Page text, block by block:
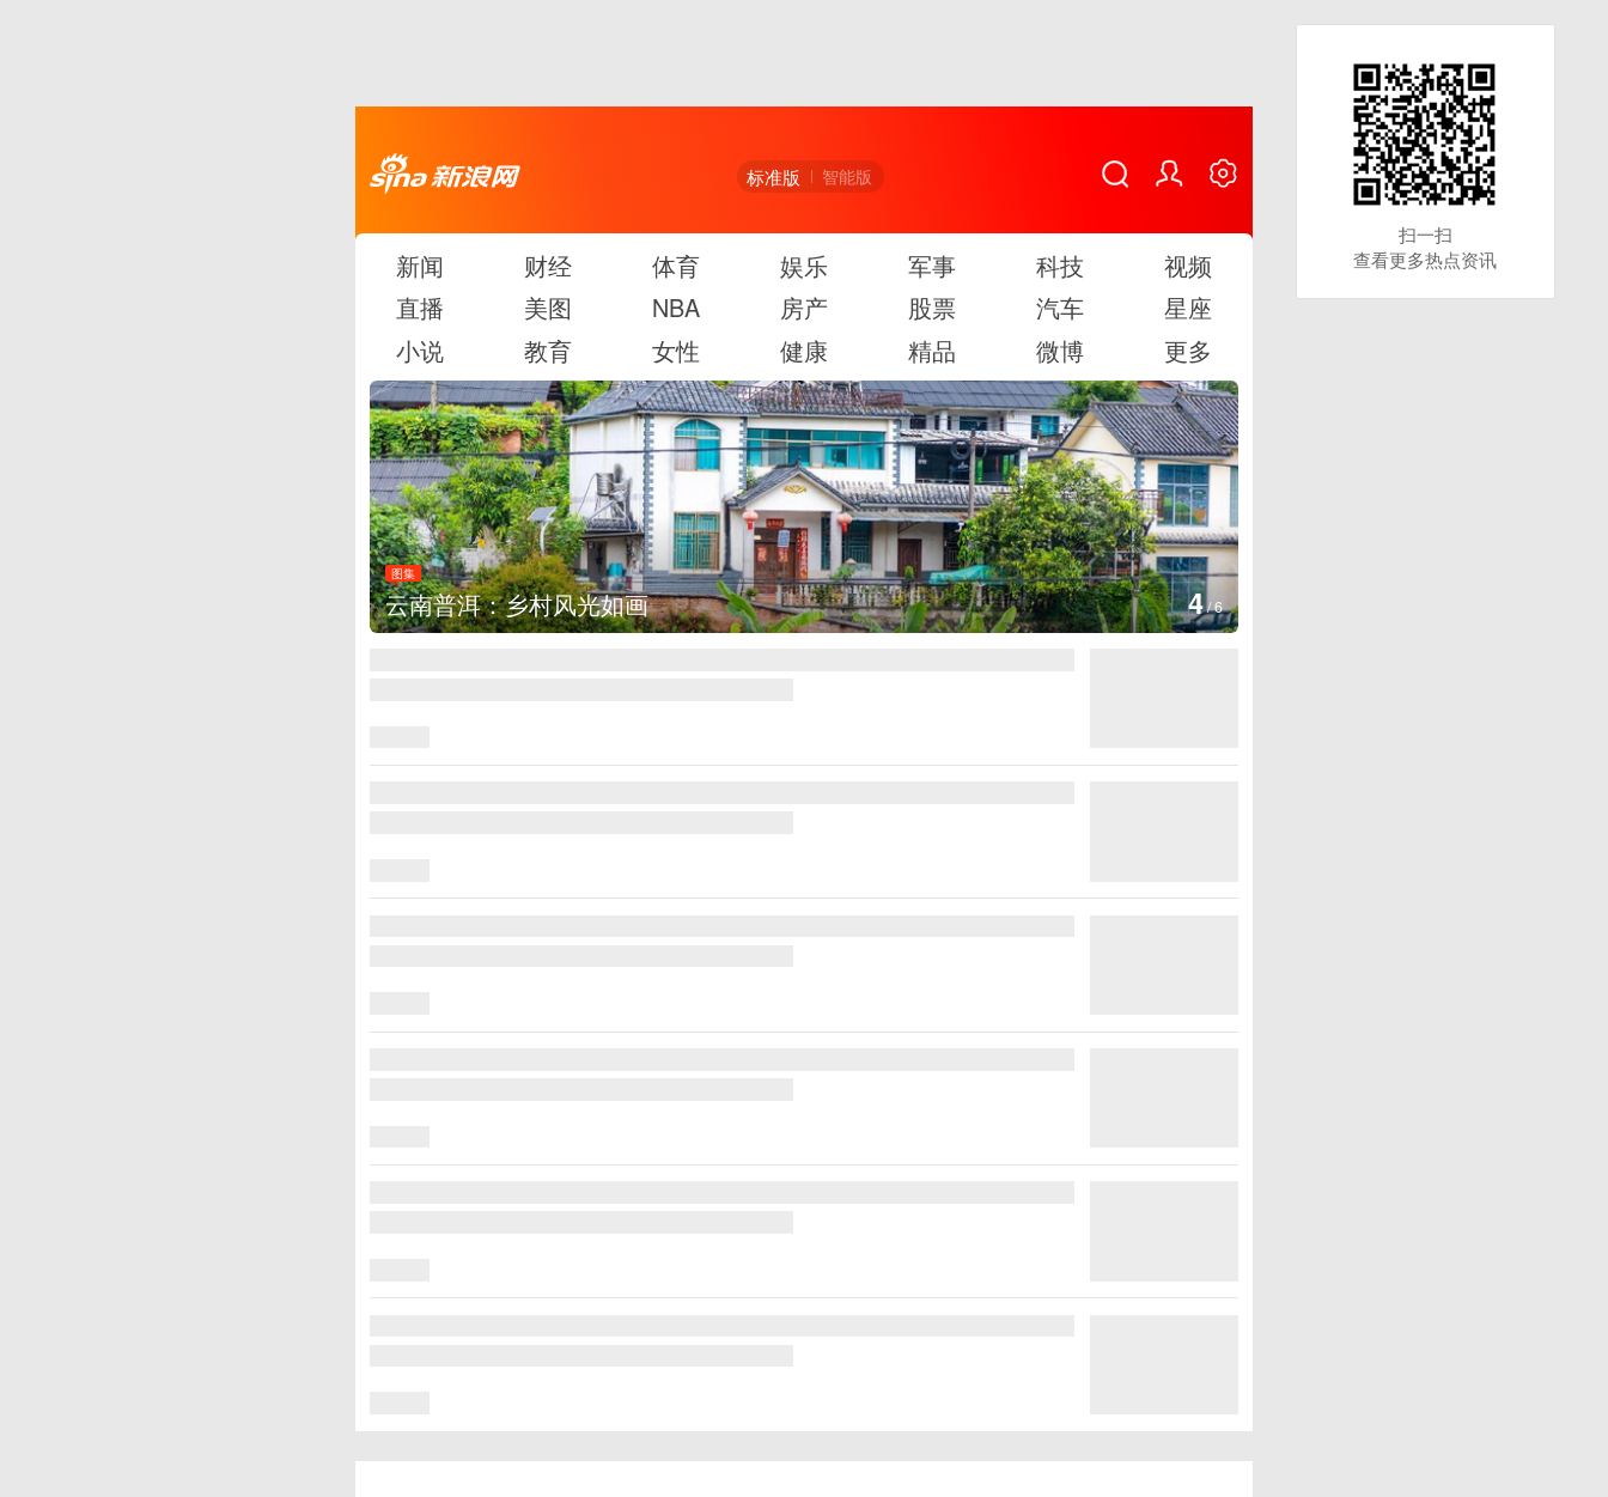
标准版 智能版
新闻 财经 体育 娱乐 军事 科技
视频
直播
美图 NBA 房产 股票 汽车
星座
小说
教育 女性 健康 精品 微博 更多
图集
安徽长丰：葡萄丰收采摘忙 5/6
扫一扫
查看更多热点资讯
扫一扫
查看更多热点资讯